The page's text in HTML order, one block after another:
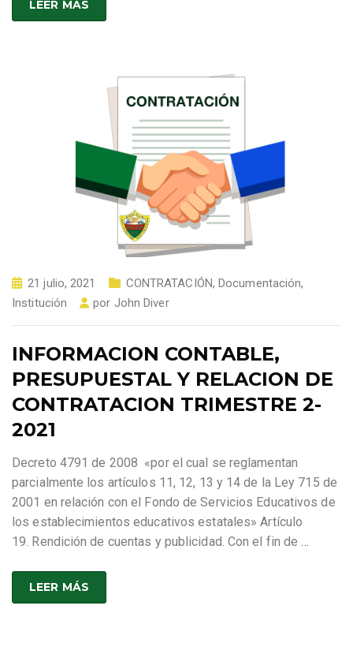
LEER MÁS
21 julio, 2021 CONTRATACIÓN,Documentación,
Institución
por John Diver
INFORMACION CONTABLE,
PRESUPUESTAL Y RELACION DE
CONTRATACION TRIMESTRE 2-
2021
Decreto 4791 de 2008 «por el cual se reglamentan
parcialmente los artículos 11, 12, 13 y 14 de la Ley 715 de
2001 en relación con el Fondo de Servicios Educativos de
los establecimientos educativos estatales» Artículo
19. Rendición de cuentas y publicidad. Con el fin de…
LEER MÁS